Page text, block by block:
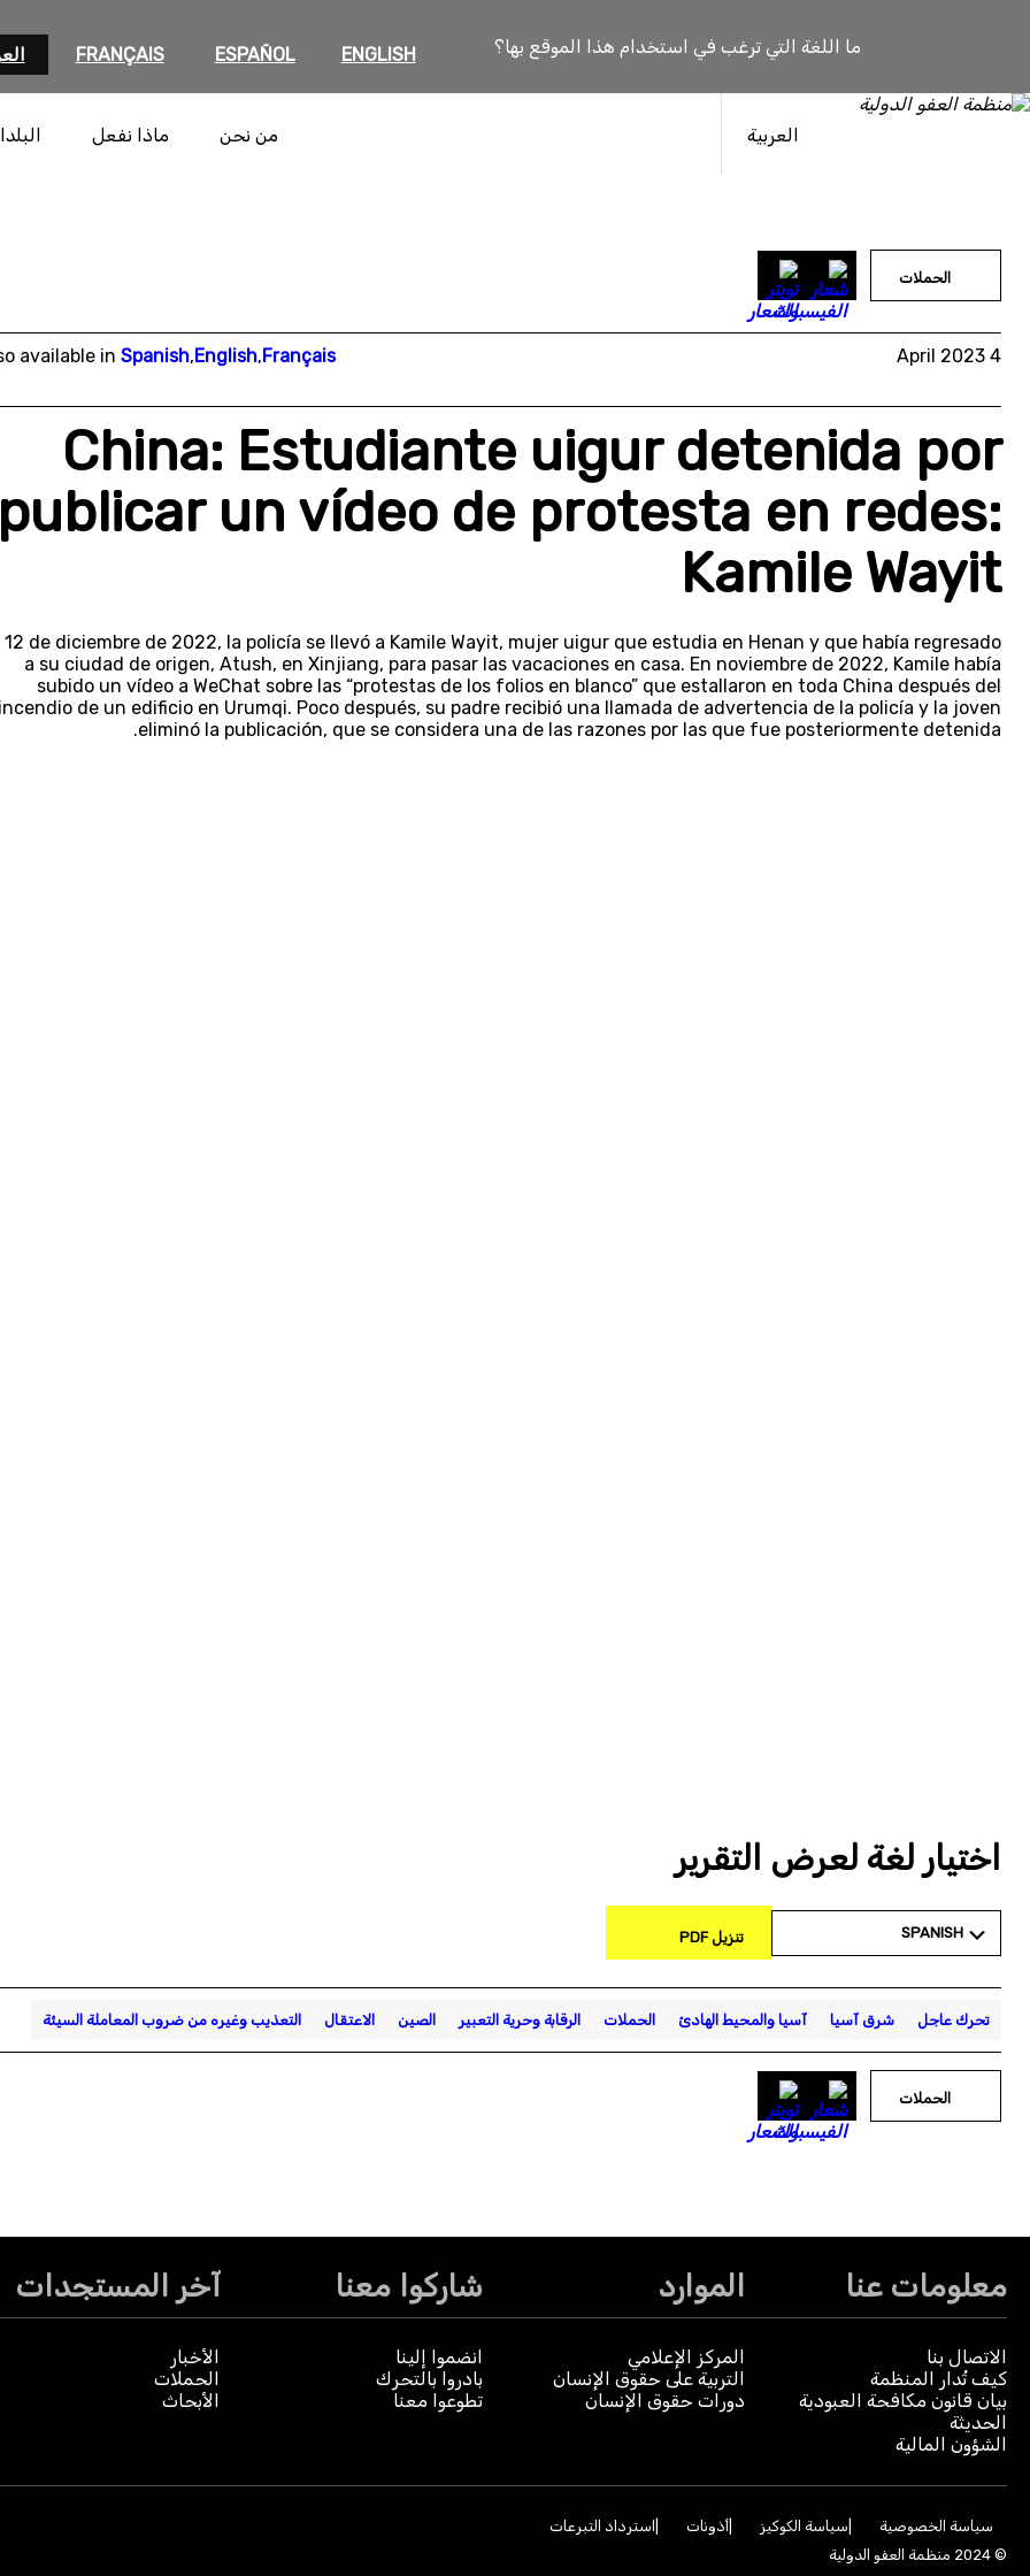
ما اللغة التي ترغب في استخدام هذا الموقع بها؟ ENGLISH
ESPAÑOL
FRANÇAIS
العربية من نحن ماذا نفعل
الحملات
4 April 2023
available in Spanish,English,Français
China: Estudiante uigur detenida por
publicar un vídeo de protesta en redes:
Kamile Wayit
12 de diciembre de 2022, la policía se llevó a Kamile Wayit, mujer uigur que estudia en Henan y que había regresado
a su ciudad de origen, Atush, en Xinjiang, para pasar las vacaciones en casa. En noviembre de 2022, Kamile había
subido un vídeo a WeChat sobre las “protestas de los folios en blanco” que estallaron en toda China después del
incendio de un edificio en Urumqi. Poco después, su padre recibió una llamada de advertencia de la policía y la joven
eliminó la publicación, que se considera una de las razones por las que fue posteriormente detenida.
اختيار لغة لعرض التقرير
SPANISH تنزيل PDF
تحرك عاجل شرق آسيا آسيا والمحيط الهادئ الحملات الرقابة وحرية التعبير الصين الاعتقال التعذيب وغيره من ضروب المعاملة السيئة
الحملات
معلومات عنا
الاتصال بنا
كيف تُدار المنظمة
بيان قانون مكافحة العبودية
الحديثة
الشؤون المالية
الموارد
المركز الإعلامي
التربية على حقوق الإنسان
دورات حقوق الإنسان
شاركوا معنا
انضموا إلينا
بادروا بالتحرك
تطوعوا معنا
آخر المستجدات
الأخبار
الحملات
الأبحاث
سياسة الخصوصية سياسة الكوكيز أذونات
استرداد التبرعات
© 2024 منظمة العفو الدولية